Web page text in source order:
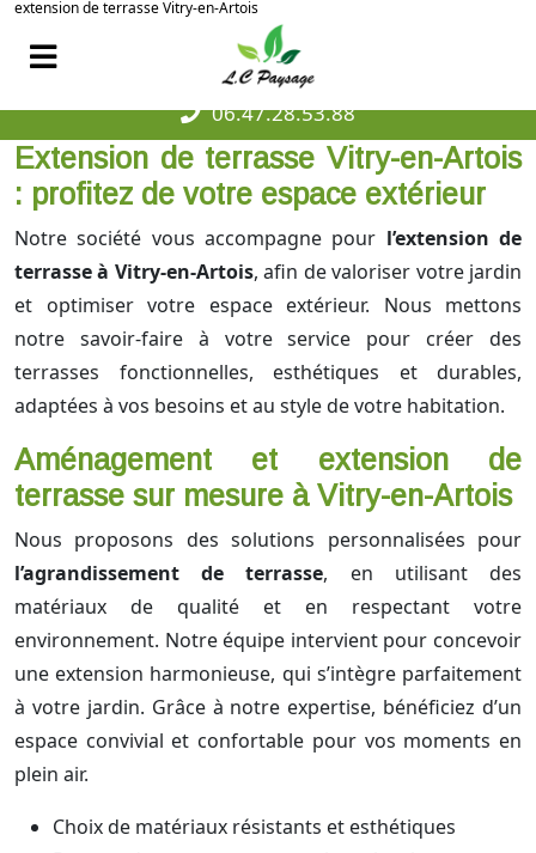
extension de terrasse Vitry-en-Artois
06.47.28.53.88
Extension de terrasse Vitry-en-Artois
: profitez de votre espace extérieur
Notre société vous accompagne pour l’extension de
terrasse à Vitry-en-Artois, afin de valoriser votre jardin
et optimiser votre espace extérieur. Nous mettons
notre savoir-faire à votre service pour créer des
terrasses fonctionnelles, esthétiques et durables,
adaptées à vos besoins et au style de votre habitation.
Aménagement et extension de
terrasse sur mesure à Vitry-en-Artois
Nous proposons des solutions personnalisées pour
l’agrandissement de terrasse, en utilisant des
matériaux de qualité et en respectant votre
environnement. Notre équipe intervient pour concevoir
une extension harmonieuse, qui s’intègre parfaitement
à votre jardin. Grâce à notre expertise, bénéficiez d’un
espace convivial et confortable pour vos moments en
plein air.
Choix de matériaux résistants et esthétiques